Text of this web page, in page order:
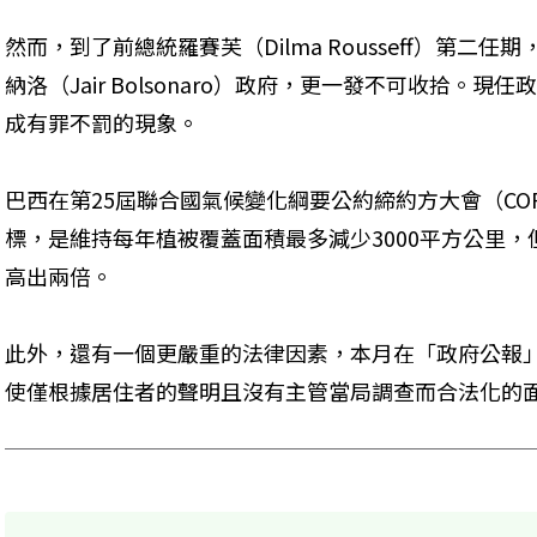
然而，到了前總統羅賽芙（Dilma Rousseff）第二任期
納洛（Jair Bolsonaro）政府，更一發不可收拾。現任
成有罪不罰的現象。
巴西在第25屆聯合國氣候變化綱要公約締約方大會（
標，是維持每年植被覆蓋面積最多減少3000平方公里
高出兩倍。
此外，還有一個更嚴重的法律因素，本月在「政府公報
使僅根據居住者的聲明且沒有主管當局調查而合法化的